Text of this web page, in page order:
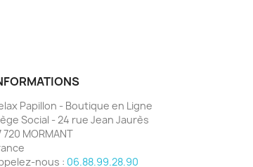
Papillon - Boutique en Ligne
Social - 24 rue Jean Jaurès
720 MORMANT
nous : 06.88.99.28.90